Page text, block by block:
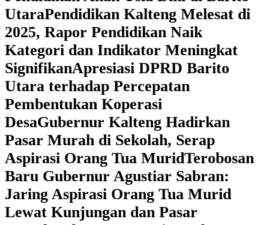
Utara‎Pendidikan Kalteng Melesat di
2025, Rapor Pendidikan Naik
Kategori dan Indikator Meningkat
SignifikanApresiasi DPRD Barito
Utara terhadap Percepatan
Pembentukan Koperasi
Desa‎Gubernur Kalteng Hadirkan
Pasar Murah di Sekolah, Serap
Aspirasi Orang Tua Murid‎Terobosan
Baru Gubernur Agustiar Sabran:
Jaring Aspirasi Orang Tua Murid
Lewat Kunjungan dan Pasar